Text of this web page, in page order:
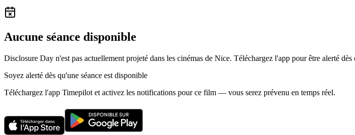
Aucune séance disponible
Disclosure Day n'est pas actuellement projeté dans les cinémas de Nice. Téléchargez l'app pour être alerté
Soyez alerté dès qu'une séance est disponible
Téléchargez l'app Timepilot et activez les notifications pour ce film — vous serez prévenu en temps réel.